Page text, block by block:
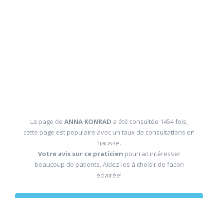
La page de ANNA KONRAD a été consultée 1454 fois,
cette page est populaire avec un taux de consultations en
hausse.
Votre avis sur ce praticien pourrait intéresser
beaucoup de patients. Aidez-les à choisir de facon
éclairée!